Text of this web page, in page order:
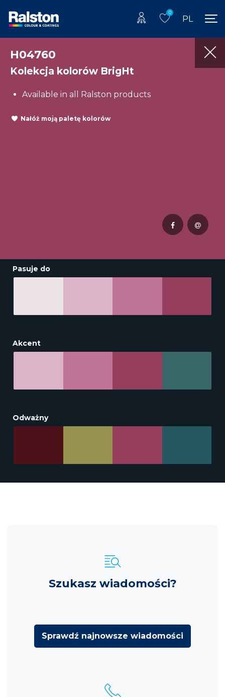
0
PL
H04760
Kolekcja kolorów BrigHt
Available in all Ralston products
Nałóż moją paletę kolorów
Pasuje do
Akcent
Odważny
Szukasz wiadomości?
Sprawdź najnowsze wiadomości